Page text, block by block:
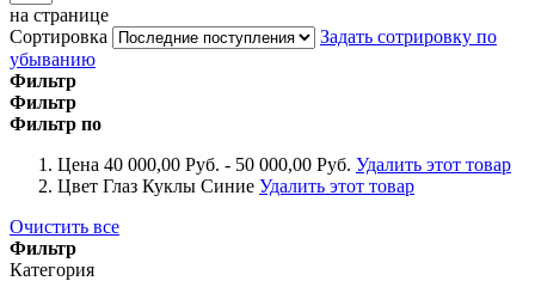
на странице
Сортировка
Задать сотрировку по
убыванию
Фильтр
Фильтр
Фильтр по
Цена 40 000,00 Руб. - 50 000,00 Руб. Удалить этот товар
Цвет Глаз Куклы Синие Удалить этот товар
Очистить все
Фильтр
Категория